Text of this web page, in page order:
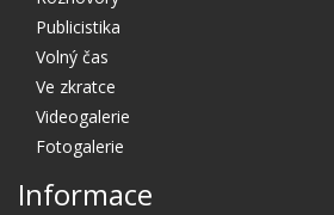
Publicistika
Volný čas
Ve zkratce
Videogalerie
Fotogalerie
Informace